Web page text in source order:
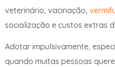
veterinário, vacinação,
socialização e custos extras
Adotar impulsivamente,
quando muitas pessoas